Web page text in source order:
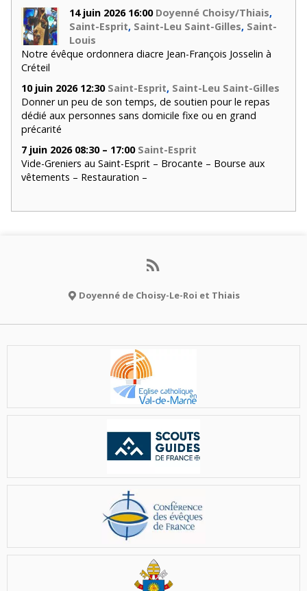
14 juin 2026 16:00 Doyenné Choisy/Thiais,
Saint-Esprit, Saint-Leu Saint-Gilles, Saint-
Louis
Notre évêque ordonnera diacre Jean-François Josselin à
Créteil
10 juin 2026 12:30 Saint-Esprit, Saint-Leu Saint-Gilles
Donner un peu de son temps, de soutien pour le repas
dédié aux personnes sans domicile fixe ou en grand
précarité
7 juin 2026 08:30 – 17:00 Saint-Esprit
Vide-Greniers au Saint-Esprit – Brocante – Bourse aux
vêtements – Restauration –
Doyenné de Choisy-Le-Roi et Thiais